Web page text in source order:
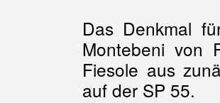
Das Denkmal
Montebeni von
Fiesole aus
auf der SP 55.